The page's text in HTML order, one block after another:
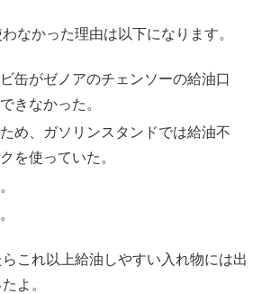
なかった理由は以下になります。
缶がゼノアのチェンソーの給油口
きなかった。
め、ガソリンスタンドでは給油不
を使っていた。
これ以上給油しやすい入れ物には出
よ。